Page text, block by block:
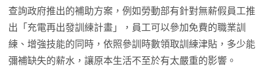
查詢政府推出的補助方案，例如勞動部有針對無薪假員工推
出「充電再出發訓練計畫」，員工可以參加免費的職業訓
練、增強技能的同時，依照參訓時數領取訓練津貼，多少能
彌補缺失的薪水，讓原本生活不至於有太嚴重的影響。